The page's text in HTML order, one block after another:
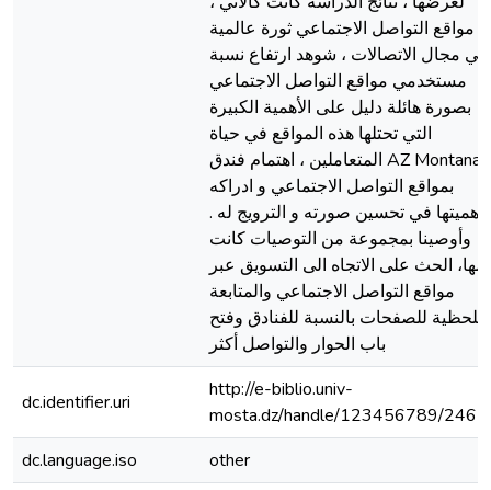
مواقع التواصل الاجتماعي ثورة عالمية
في مجال الاتصالات ، شوهد ارتفاع نسبة
مستخدمي مواقع التواصل الاجتماعي
بصورة هائلة دليل على الأهمية الكبيرة
التي تحتلها هذه المواقع في حياة
المتعاملين ، اهتمام فندق AZ Montana
بمواقع التواصل الاجتماعي و ادراكه
بأهميتها في تحسين صورته و الترويج له .
وأوصينا بمجموعة من التوصيات كانت
الحث على الاتجاه الى التسويق عبر
مواقع التواصل الاجتماعي والمتابعة
اللحظية للصفحات بالنسبة للفنادق وفتح
باب الحوار والتواصل أكثر
dc.identifier.uri
http://e-biblio.univ-
mosta.dz/handle/123456789/
dc.language.iso
other